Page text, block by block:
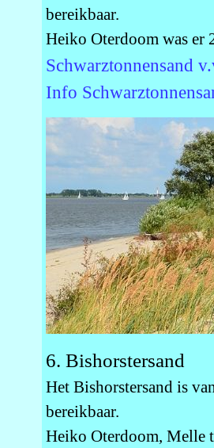
bereikbaar.
Heiko Oterdoom was er
Schwarztonnensand
Info
6. Bishorstersand
Het Bishorstersand is
bereikbaar.
Heiko Oterdoom, Melle